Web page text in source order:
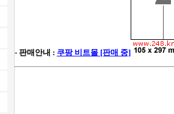
- 판매안내 : 쿠팡 비트몰 [판매 중]